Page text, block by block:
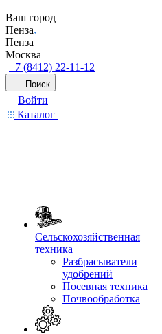
Ваш город
Пенза
Пенза
Москва
+7 (8412) 22-11-12
Поиск
Войти
Каталог
Сельскохозяйственная
техника
Разбрасыватели
удобрений
Посевная техника
Почвообработка